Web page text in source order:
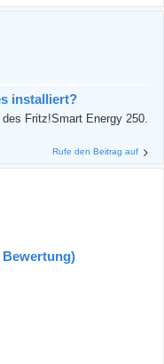
installiert?
Fritz!Smart Energy 250.
Rufe den Beitrag auf
Bewertung)